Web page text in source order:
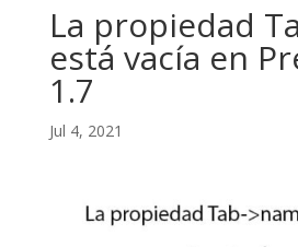
La propiedad
está vacía en
1.7
Jul 4, 2021